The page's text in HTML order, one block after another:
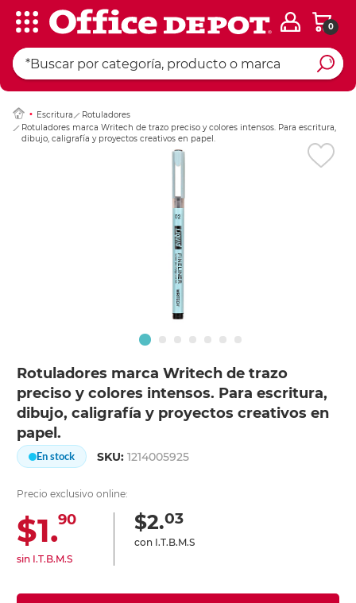
0
Escritura
Rotuladores
Rotuladores marca Writech de trazo preciso y colores intensos. Para escritura,
dibujo, caligrafía y proyectos creativos en papel.
Rotuladores marca Writech de trazo
preciso y colores intensos. Para escritura,
dibujo, caligrafía y proyectos creativos en
papel.
En stock SKU:1214005925
Precio exclusivo online:
$1.90
sin I.T.B.M.S
$2.03
con I.T.B.M.S
Ingresar Codigo